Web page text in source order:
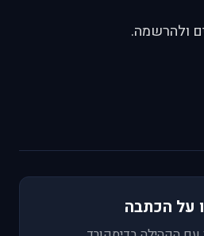
ולהרשמה.
על הכתבה